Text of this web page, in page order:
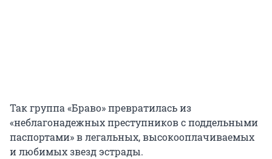
Так группа «Браво» превратилась из
«неблагонадежных преступников с поддельными
паспортами» в легальных, высокооплачиваемых
и любимых звезд эстрады.